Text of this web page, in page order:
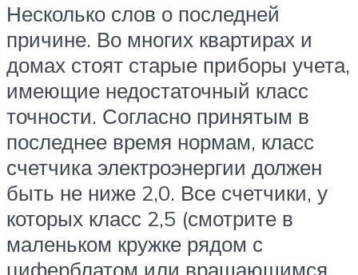
Несколько слов о последней
причине. Во многих квартирах и
домах стоят старые приборы учета,
имеющие недостаточный класс
точности. Согласно принятым в
последнее время нормам, класс
счетчика электроэнергии должен
быть не ниже 2,0. Все счетчики, у
которых класс 2,5 (смотрите в
маленьком кружке рядом с
циферблатом или вращающимся